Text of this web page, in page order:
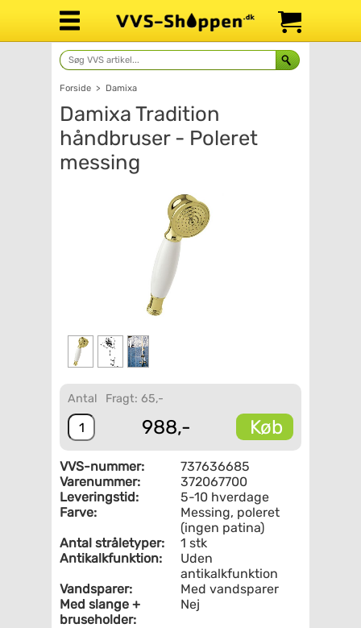
Forside > Damixa
Damixa Tradition
håndbruser - Poleret
messing
Antal Fragt: 65,-
988,- Køb
VVS-nummer:
737636685
Varenummer:
372067700
Leveringstid:
5-10 hverdage
Farve:
Messing, poleret
(ingen patina)
Antal stråletyper:
1 stk
Antikalkfunktion:
Uden
antikalkfunktion
Vandsparer:
Med vandsparer
Med slange +
bruseholder:
Nej